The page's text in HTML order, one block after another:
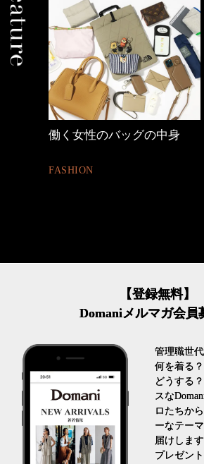
女性のバッグの中身
心地よく
【登録無料】
Domaniメルマガ会員
管理職世
何を着る
どうする
スな
ロたちか
ーなテー
届けします
プレゼン